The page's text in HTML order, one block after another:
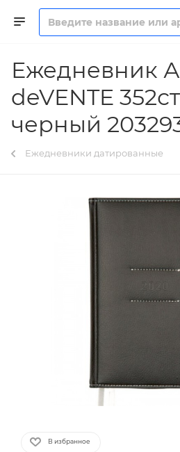
Ежедневник
deVENTE
черный
Ежедневники датированные
В избранное